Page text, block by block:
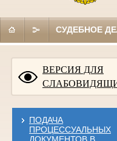
СУДЕБНОЕ
ВЕРСИЯ ДЛЯ
ПОДАЧА
ПРОЦЕССУАЛЬНЫХ